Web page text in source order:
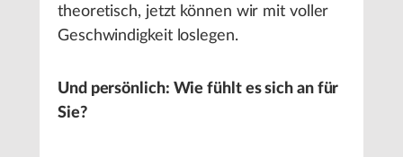
theoretisch, jetzt können wir mit voller
Geschwindigkeit loslegen.
Und persönlich: Wie fühlt es sich an für
Sie?